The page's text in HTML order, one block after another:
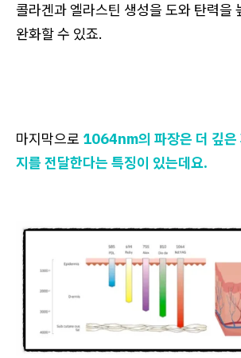
콜라겐과 엘라스틴 생성을 도와 탄력을
완화할 수 있죠.
마지막으로 1064nm의 파장은 더 깊은
지를 전달한다는 특징이 있는데요.